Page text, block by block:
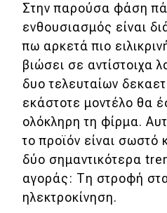
Στην παρούσα φάση
ενθουσιασμός είναι
πω αρκετά πιο
βιώσει σε αντίστοιχα
δυο τελευταίων
εκάστοτε μοντέλο θα
ολόκληρη τη φίρμα.
το προϊόν είναι
δύο σημαντικότερα
αγοράς: Τη στροφή στα
ηλεκτροκίνηση.